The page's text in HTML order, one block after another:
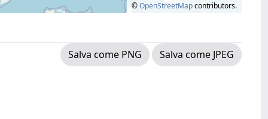
©OpenStreetMapcontributors.
Salva come PNG Salva come JPEG